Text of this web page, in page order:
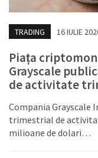
TRADING 16 IULIE
Piața
Grayscale
de activitate
Compania
trimestrial de
milioane de dolari…